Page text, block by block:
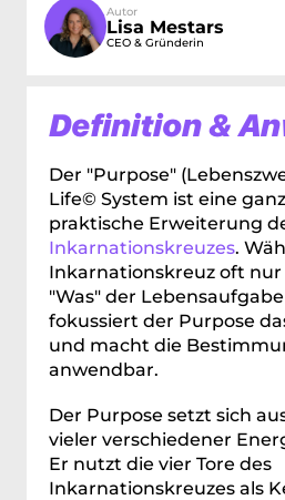
Autor
Lisa Mestars
CEO & Gründerin
Definition &
Der "Purpose"
Life© System ist eine
Inkarnationskreuzes.
Inkarnationskreuz oft
"Was" der
fokussiert der Purpose
und macht die
anwendbar.
Der Purpose setzt sich
vieler verschiedener
Er nutzt die vier Tore des
Inkarnationskreuzes als